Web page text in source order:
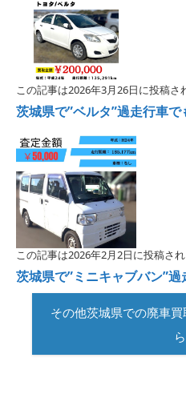
この記事は2026年3月26日に投稿さ
茨城県で”ベルタ”過走行車で
この記事は2026年2月2日に投稿さ
茨城県で”ミニキャブバン”過
その他茨城県での廃車
ら